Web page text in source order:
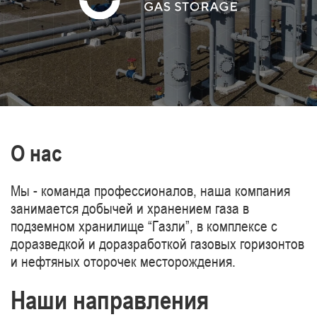
газопроводов Туркменистан-Китай.
О нас
Мы - команда профессионалов, наша компания
занимается добычей и хранением газа в
подземном хранилище “Газли”, в комплексе с
доразведкой и доразработкой газовых горизонтов
и нефтяных оторочек месторождения.
Наши направления